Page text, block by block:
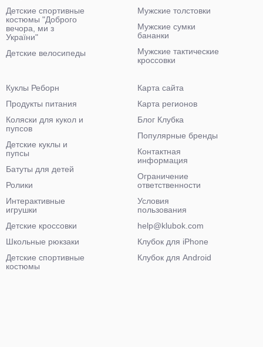
Детские спортивные
костюмы "Доброго
вечора, ми з
України"
Детские велосипеды
Мужские толстовки
Мужские сумки
бананки
Мужские тактические
кроссовки
Куклы Реборн
Продукты питания
Коляски для кукол и
пупсов
Детские куклы и
пупсы
Батуты для детей
Ролики
Интерактивные
игрушки
Детские кроссовки
Школьные рюкзаки
Детские спортивные
костюмы
Карта сайта
Карта регионов
Блог Клубка
Популярные бренды
Контактная
информация
Ограничение
ответственности
Условия
пользования
help@klubok.com
Клубок для iPhone
Клубок для Android